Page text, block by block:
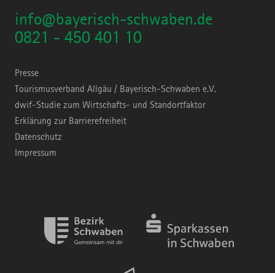
info@bayerisch-schwaben.de
0821 - 450 401 10
Presse
Tourismusverband Allgäu / Bayerisch-Schwaben e.V.
dwif-Studie zum Wirtschafts- und Standortfaktor
Erklärung zur Barrierefreiheit
Datenschutz
Impressum